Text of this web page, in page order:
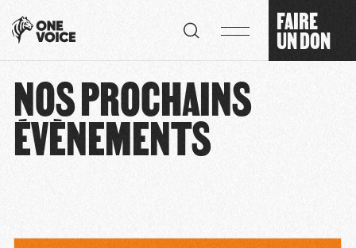
FAIRE
UN DON
NOS PROCHAINS
ÉVÈNEMENTS